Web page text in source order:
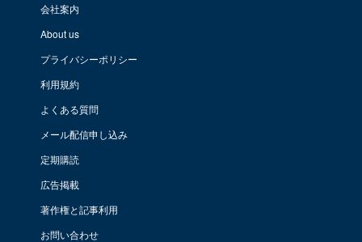
会社案内
About us
プライバシーポリシー
利用規約
よくある質問
メール配信申し込み
定期購読
広告掲載
著作権と記事利用
お問い合わせ